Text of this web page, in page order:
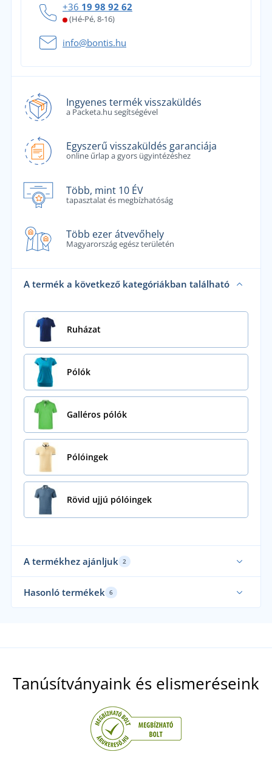
+36 19 98 92 62
(Hé-Pé, 8-16)
info@bontis.hu
Ingyenes termék visszaküldés
a Packeta.hu segítségével
Egyszerű visszaküldés garanciája
online űrlap a gyors ügyintézéshez
Több, mint 10 ÉV
tapasztalat és megbízhatóság
Több ezer átvevőhely
Magyarország egész területén
A termék a következő kategóriákban található
Ruházat
Pólók
Galléros pólók
Pólóingek
Rövid ujjú pólóingek
A termékhez ajánljuk 2
Hasonló termékek 6
Tanúsítványaink és elismeréseink